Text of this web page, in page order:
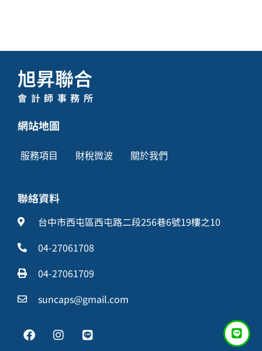
旭昇聯合
會計師事務所
網站地圖
服務項目 財稅微波 關於我們
聯絡資料
台中市西屯區西屯路二段256巷6號19樓之10
04-27061708
04-27061709
suncaps@gmail.com